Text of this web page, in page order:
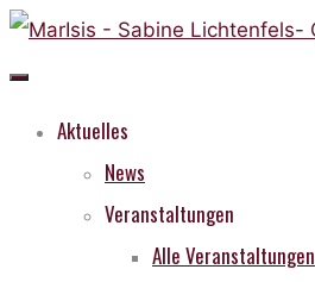
Skip
to
Aktuelles
News
Veranstaltungen
Alle Veranstaltungen